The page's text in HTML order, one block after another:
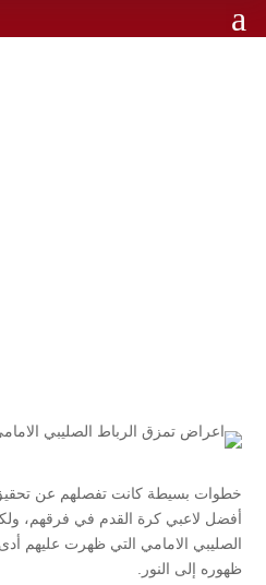
a
خطوات بسيطة كانت تفصلهم عن
أفضل لاعبي كرة القدم في فرقهم،
الصليبي الامامي التي ظهرت عليهم
ظهوره إلى النور.